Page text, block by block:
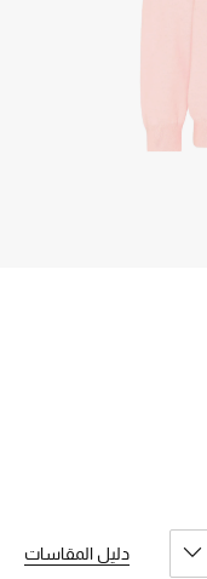
دليل المقاسات